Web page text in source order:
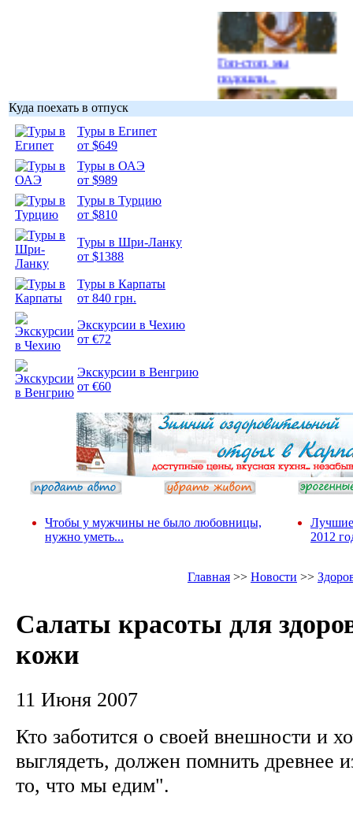
Гоп-стоп, мы
подошли...
Куда поехать в отпуск
Туры в Египет
от $649
Туры в ОАЭ
от $989
Туры в Турцию
от $810
Туры в Шри-Ланку
от $1388
Туры в Карпаты
от 840 грн.
Экскурсии в Чехию
от €72
Экскурсии в Венгрию
от €60
Чтобы у мужчины не было любовницы,
нужно уметь...
Лучшие
2012
Главная >> Новости >>
Салаты красоты для
кожи
11 Июня 2007
Кто заботится о своей внешности и
выглядеть, должен помнить древнее
то, что мы едим".